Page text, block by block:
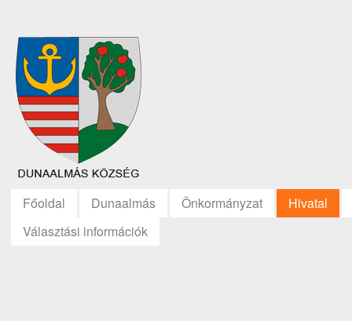
Főoldal Dunaalmás Önkormányzat
Hivatal
Választási információk